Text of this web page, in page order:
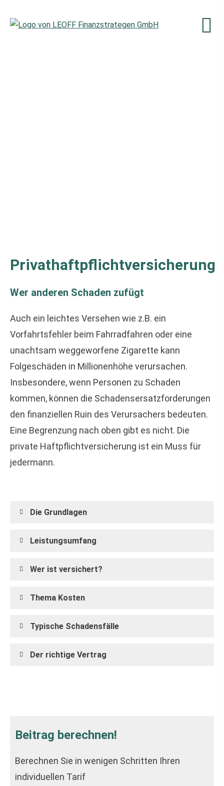
Privathaftpflichtversicherung
Wer anderen Schaden zufügt
Auch ein leichtes Versehen wie z.B. ein
Vorfahrtsfehler beim Fahrradfahren oder eine
unachtsam weggeworfene Zigarette kann
Folgeschäden in Millionenhöhe verursachen.
Insbesondere, wenn Per­sonen zu Schaden
kommen, können die Schadensersatzforderungen
den finanziellen Ruin des Verursachers bedeuten.
Eine Begrenzung nach oben gibt es nicht. Die
private Haft­pflichtversicherung ist ein Muss für
jedermann.
Die Grundlagen
Leistungsumfang
Wer ist versichert?
Thema Kosten
Typische Schadensfälle
Der richtige Vertrag
Beitrag berechnen!
Berechnen Sie in wenigen Schritten Ihren
individuellen Tarif